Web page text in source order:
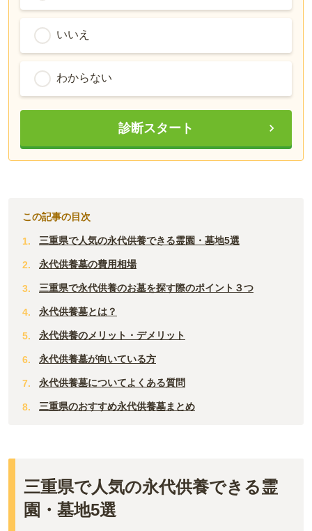
いいえ
わからない
診断スタート
この記事の目次
三重県で人気の永代供養できる霊園・墓地5選
永代供養墓の費用相場
三重県で永代供養のお墓を探す際のポイント３つ
永代供養墓とは？
永代供養のメリット・デメリット
永代供養墓が向いている方
永代供養墓についてよくある質問
三重県のおすすめ永代供養墓まとめ
三重県で人気の永代供養できる霊
園・墓地5選